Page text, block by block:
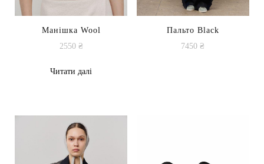
Манішка Wool
2550 ₴
Читати далі
Пальто Black
7450₴